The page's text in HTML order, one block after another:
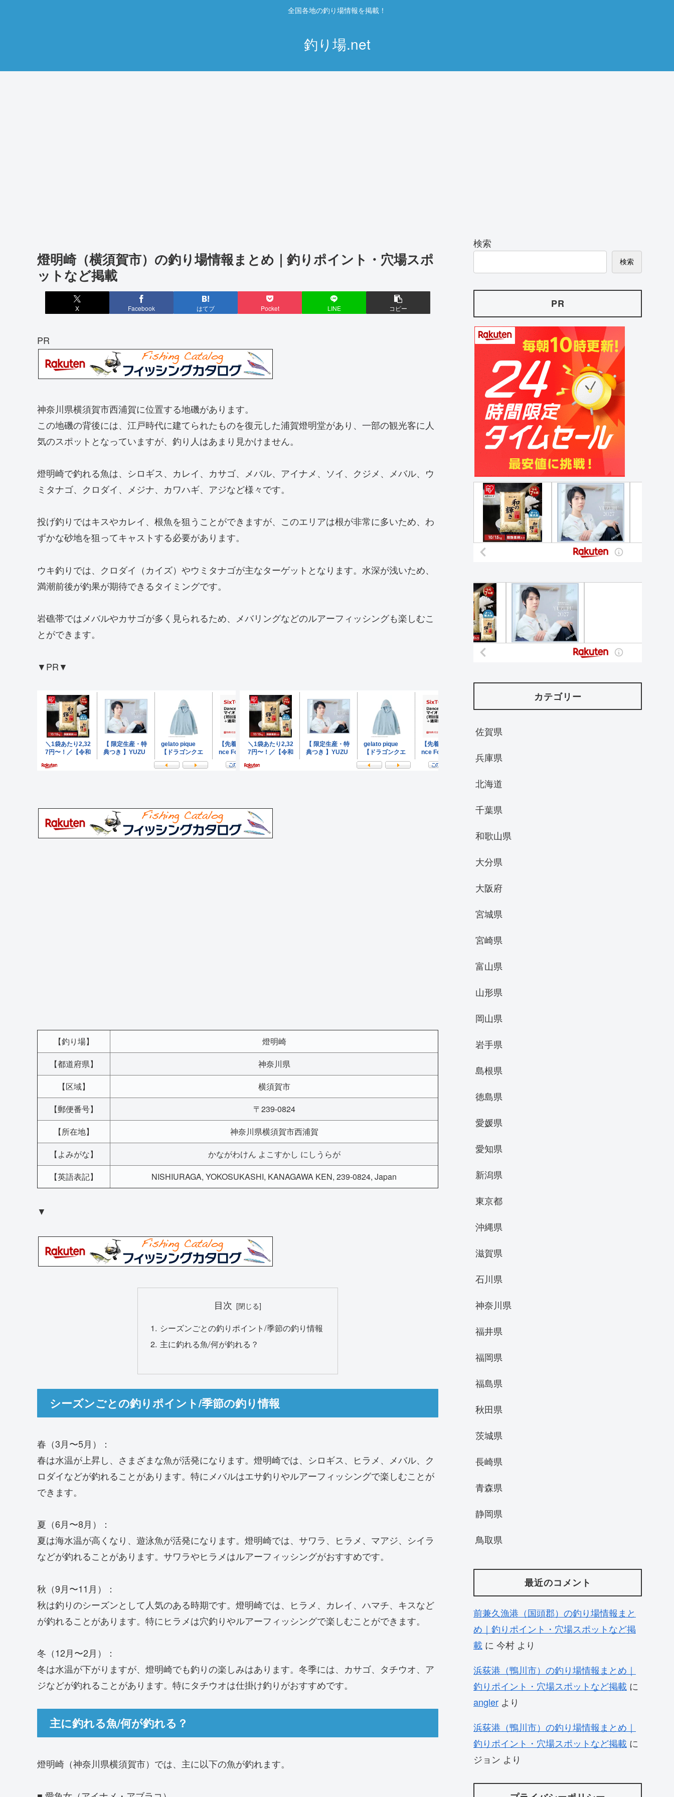
全国各地の釣り場情報を掲載！
釣り場.net
燈明崎（横須賀市）の釣り場情報まとめ｜釣りポイント・穴場スポ
ットなど掲載
X Facebook はてブ Pocket LINE コピー
PR
神奈川県横須賀市西浦賀に位置する地磯があります。
この地磯の背後には、江戸時代に建てられたものを復元した浦賀燈明堂があり、一部の観光客に人
気のスポットとなっていますが、釣り人はあまり見かけません。
燈明崎で釣れる魚は、シロギス、カレイ、カサゴ、メバル、アイナメ、ソイ、クジメ、メバル、ウ
ミタナゴ、クロダイ、メジナ、カワハギ、アジなど様々です。
投げ釣りではキスやカレイ、根魚を狙うことができますが、このエリアは根が非常に多いため、わ
ずかな砂地を狙ってキャストする必要があります。
ウキ釣りでは、クロダイ（カイズ）やウミタナゴが主なターゲットとなります。水深が浅いため、
満潮前後が釣果が期待できるタイミングです。
岩礁帯ではメバルやカサゴが多く見られるため、メバリングなどのルアーフィッシングも楽しむこ
とができます。
▼PR▼
【釣り場】
燈明崎
【都道府県】
神奈川県
【区域】
横須賀市
【郵便番号】
〒239-0824
【所在地】
神奈川県横須賀市西浦賀
【よみがな】
かながわけん よこすかし にしうらが
【英語表記】
NISHIURAGA, YOKOSUKASHI, KANAGAWA KEN, 239-0824, Japan
▼
目次
シーズンごとの釣りポイント/季節の釣り情報
主に釣れる魚/何が釣れる？
シーズンごとの釣りポイント/季節の釣り情報
春（3月〜5月）：
春は水温が上昇し、さまざまな魚が活発になります。燈明崎では、シロギス、ヒラメ、メバル、ク
ロダイなどが釣れることがあります。特にメバルはエサ釣りやルアーフィッシングで楽しむことが
できます。
夏（6月〜8月）：
夏は海水温が高くなり、遊泳魚が活発になります。燈明崎では、サワラ、ヒラメ、マアジ、シイラ
などが釣れることがあります。サワラやヒラメはルアーフィッシングがおすすめです。
秋（9月〜11月）：
秋は釣りのシーズンとして人気のある時期です。燈明崎では、ヒラメ、カレイ、ハマチ、キスなど
が釣れることがあります。特にヒラメは穴釣りやルアーフィッシングで楽しむことができます。
冬（12月〜2月）：
冬は水温が下がりますが、燈明崎でも釣りの楽しみはあります。冬季には、カサゴ、タチウオ、ア
ジなどが釣れることがあります。特にタチウオは仕掛け釣りがおすすめです。
主に釣れる魚/何が釣れる？
燈明崎（神奈川県横須賀市）では、主に以下の魚が釣れます。
検索
検索
PR
カテゴリー
佐賀県
兵庫県
北海道
千葉県
和歌山県
大分県
大阪府
宮城県
宮崎県
富山県
山形県
岡山県
岩手県
島根県
徳島県
愛媛県
愛知県
新潟県
東京都
沖縄県
滋賀県
石川県
神奈川県
福井県
福岡県
福島県
秋田県
茨城県
長崎県
青森県
静岡県
鳥取県
最近のコメント
前兼久漁港（国頭郡）の釣り場情報まと
め｜釣りポイント・穴場スポットなど掲
載 に 今村 より
浜荻港（鴨川市）の釣り場情報まとめ｜
釣りポイント・穴場スポットなど掲載 に
angler より
浜荻港（鴨川市）の釣り場情報まとめ｜
釣りポイント・穴場スポットなど掲載 に
ジョン より